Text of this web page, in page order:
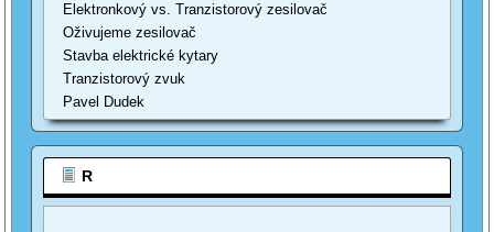
Elektronkový vs. Tranzistorový zesilovač
Oživujeme zesilovač
Stavba elektrické kytary
Tranzistorový zvuk
Pavel Dudek
R